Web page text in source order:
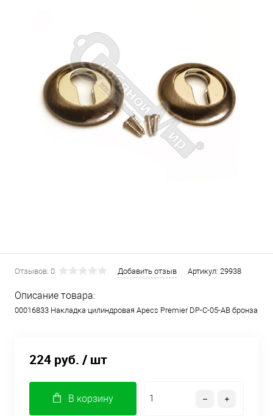
Отзывов: 0 Добавить отзыв Артикул: 29938
Описание товара:
00016833 Накладка цилиндровая Apecs Premier DP-С-05-АВ бронза
224 руб. / шт
В корзину